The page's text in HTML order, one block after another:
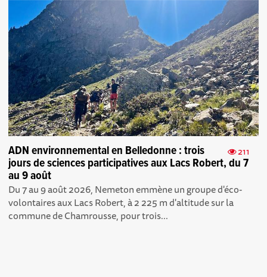
211
ADN environnemental en Belledonne : trois
jours de sciences participatives aux Lacs Robert, du 7
au 9 août
Du 7 au 9 août 2026, Nemeton emmène un groupe d'éco-
volontaires aux Lacs Robert, à 2 225 m d'altitude sur la
commune de Chamrousse, pour trois...